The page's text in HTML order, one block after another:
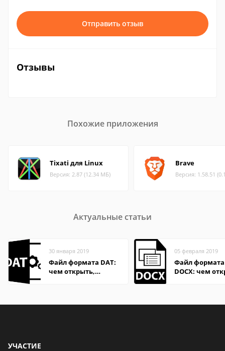
Отправить отзыв
Отзывы
Похожие приложения
Tixati для Linux
Версия: 2.87 (12.34 МБ)
Brave
Версия: 1.58.51
Актуальные статьи
30 января 2019
Файл формата DAT:
чем открыть,
05 февраля 2019
Файл формата
DOCX: чем
УЧАСТИЕ